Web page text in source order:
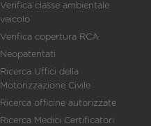
Verifica classe ambientale
veicolo
Verifica copertura RCA
Neopatentati
Ricerca Uffici della
Motorizzazione Civile
Ricerca officine autorizzate
Ricerca Medici Certificatori